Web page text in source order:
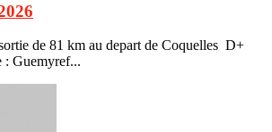
de 81 km au depart de Coquelles D+
: Guemyref...